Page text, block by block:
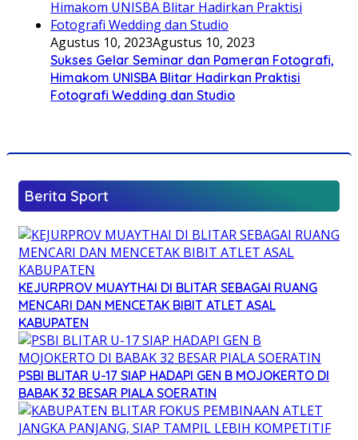
Agustus 10, 2023Agustus 10, 2023
Sukses Gelar Seminar dan Pameran Fotografi,
Himakom UNISBA Blitar Hadirkan Praktisi
Fotografi Wedding dan Studio
Berita Sport
KEJURPROV MUAYTHAI DI BLITAR SEBAGAI RUANG
MENCARI DAN MENCETAK BIBIT ATLET ASAL
KABUPATEN
PSBI BLITAR U-17 SIAP HADAPI GEN B MOJOKERTO DI
BABAK 32 BESAR PIALA SOERATIN